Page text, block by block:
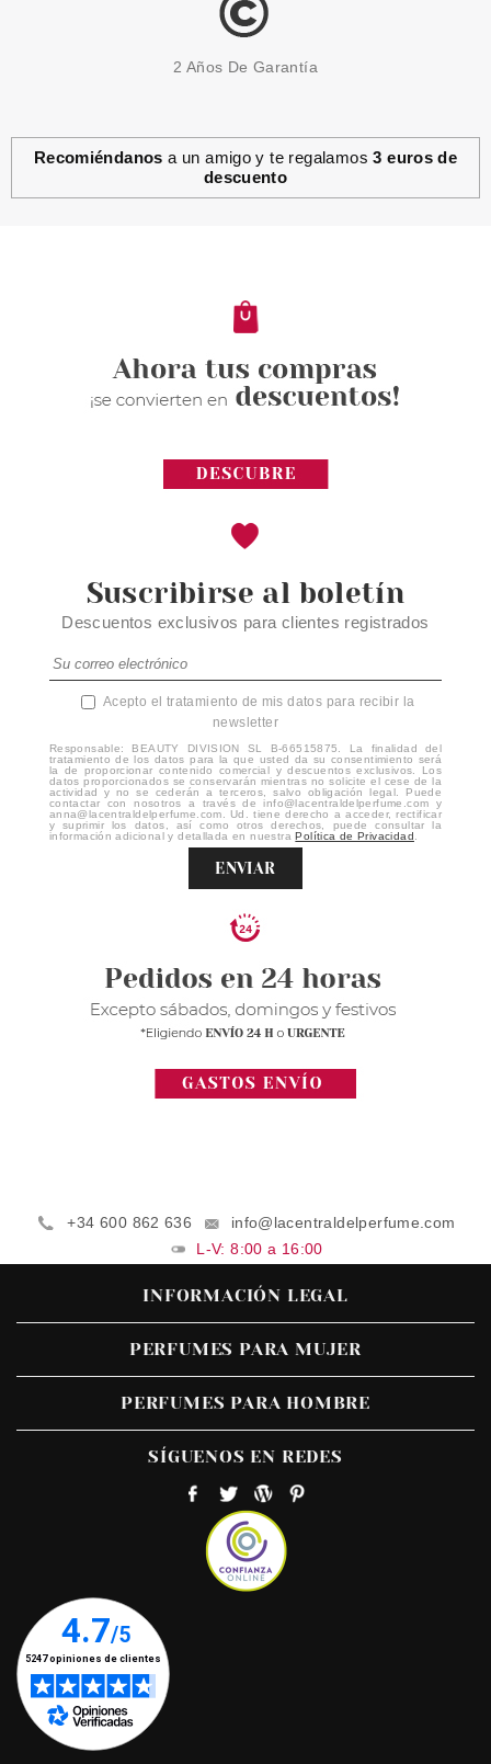
2 Años De Garantía
Recomiéndanos a un amigo y te regalamos3 euros de
descuento
Suscribirse al boletín
Descuentos exclusivos para clientes registrados
Acepto el tratamiento de mis datos para recibir la
newsletter
Responsable: BEAUTY DIVISION SL B-66515875. La finalidad del
tratamiento de los datos para la que usted da su consentimiento será
la de proporcionar contenido comercial y descuentos exclusivos. Los
datos proporcionados se conservarán mientras no solicite el cese de la
actividad y no se cederán a terceros, salvo obligación legal. Puede
contactar con nosotros a través de info@lacentraldelperfume.com y
anna@lacentraldelperfume.com. Ud. tiene derecho a acceder, rectificar
y suprimir los datos, así como otros derechos, puede consultar la
información adicional y detallada en nuestraPolítica de Privacidad
ENVIAR
+34 600 862 636
info@lacentraldelperfume.com
L-V: 8:00 a 16:00
INFORMACIÓN LEGAL
PERFUMES PARA MUJER
PERFUMES PARA HOMBRE
SÍGUENOS EN REDES